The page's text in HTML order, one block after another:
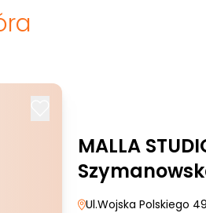
MALLA
Ul.Wojska Polskiego